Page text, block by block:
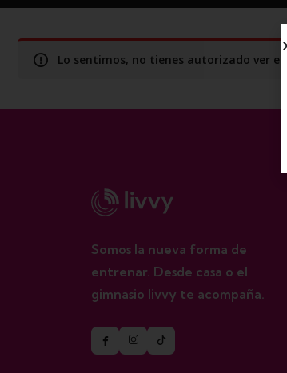
Lo sentimos, no tienes autorizado ver
Somos la nueva forma de
entrenar. Desde casa o el
gimnasio livvy te acompaña.